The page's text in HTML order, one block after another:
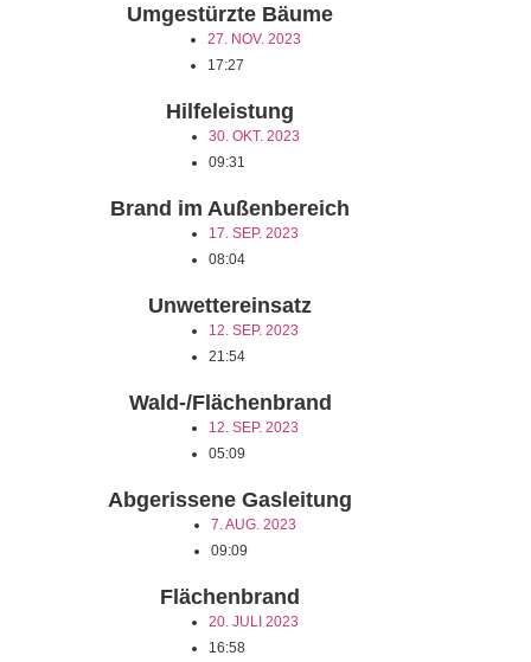
Umgestürzte Bäume
27. NOV. 2023
17:27
Hilfeleistung
30. OKT. 2023
09:31
Brand im Außenbereich
17. SEP. 2023
08:04
Unwettereinsatz
12. SEP. 2023
21:54
Wald-/Flächenbrand
12. SEP. 2023
05:09
Abgerissene Gasleitung
7. AUG. 2023
09:09
Flächenbrand
20. JULI 2023
16:58